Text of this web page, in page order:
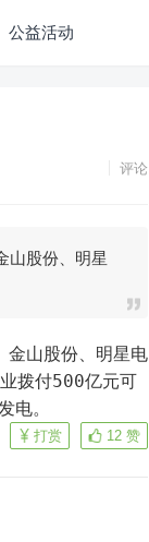
公益活动
评论
山股份、明星
金山股份、明星电
拨付500亿元可
电。
12 赞
打赏